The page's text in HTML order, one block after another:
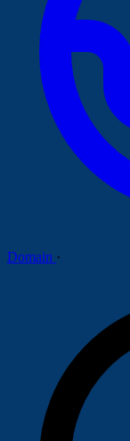
Domain ·